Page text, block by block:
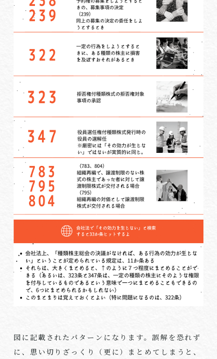
図に記載されたパターンになります。誤解を恐れず
に、思い切りざっくり（更に）まとめてしまうと、